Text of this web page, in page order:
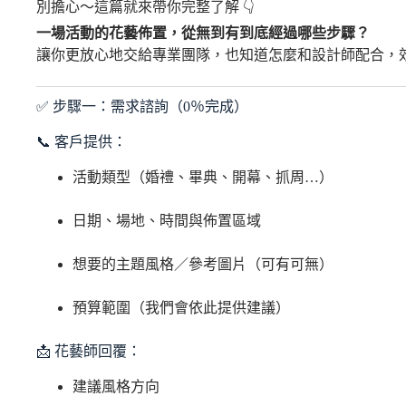
別擔心～這篇就來帶你完整了解 👇
一場活動的花藝佈置，從無到有到底經過哪些步驟？
讓你更放心地交給專業團隊，也知道怎麼和設計師配合，
✅ 步驟一：需求諮詢（0％完成）
📞 客戶提供：
活動類型（婚禮、畢典、開幕、抓周…）
日期、場地、時間與佈置區域
想要的主題風格／參考圖片（可有可無）
預算範圍（我們會依此提供建議）
📩 花藝師回覆：
建議風格方向